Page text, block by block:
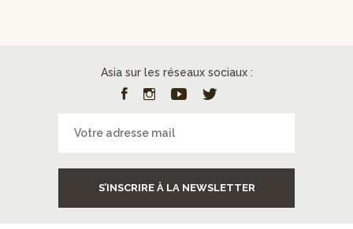
Asia sur les réseaux sociaux :
S’INSCRIRE À LA NEWSLETTER